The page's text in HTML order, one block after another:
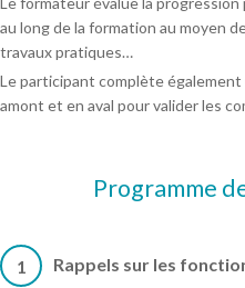
au long de la formation au moyen
travaux pratiques…
Le participant complète
amont et en aval pour valider les
Programme
1 Rappels sur les